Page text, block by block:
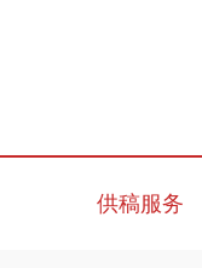
供稿服务